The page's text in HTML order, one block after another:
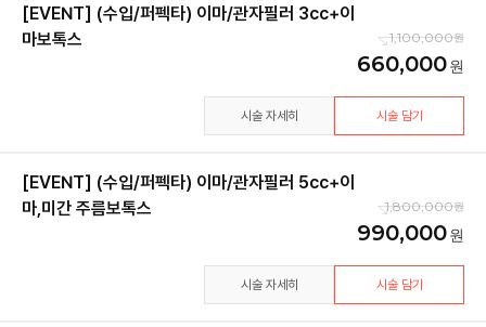
[EVENT] (수입/퍼펙타) 이마/관자필러 3cc+이
마보톡스
1,100,000
660,000
시술 자세히 시술 담기
[EVENT] (수입/퍼펙타) 이마/관자필러 5cc+이
마,미간 주름보톡스
1,800,000
990,000
시술 자세히 시술 담기